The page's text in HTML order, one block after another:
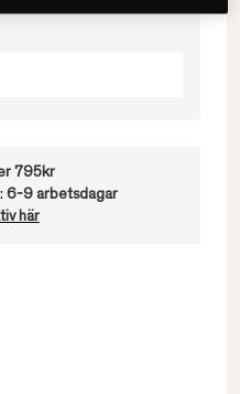
795kr
6-9 arbetsdagar
här